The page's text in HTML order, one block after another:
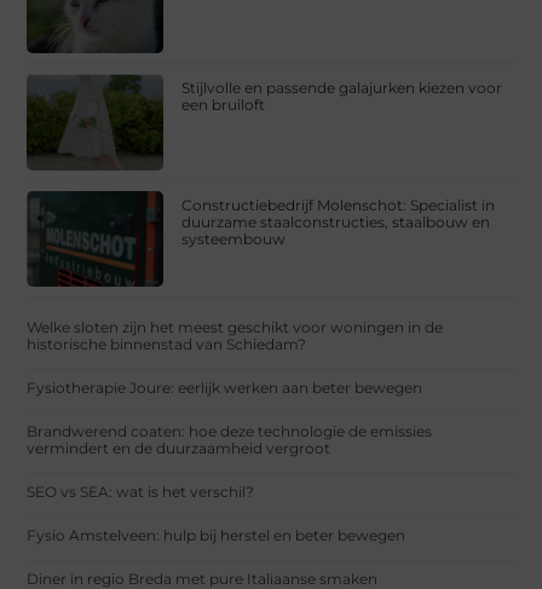
Stijlvolle en passende galajurken kiezen voor
een bruiloft
Constructiebedrijf Molenschot: Specialist in
duurzame staalconstructies, staalbouw en
systeembouw
Welke sloten zijn het meest geschikt voor woningen in de
historische binnenstad van Schiedam?
Fysiotherapie Joure: eerlijk werken aan beter bewegen
Brandwerend coaten: hoe deze technologie de emissies
vermindert en de duurzaamheid vergroot
SEO vs SEA: wat is het verschil?
Fysio Amstelveen: hulp bij herstel en beter bewegen
Diner in regio Breda met pure Italiaanse smaken